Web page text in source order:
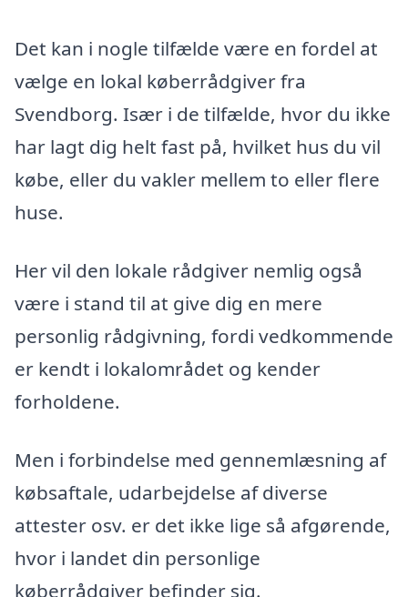
Det kan i nogle tilfælde være en fordel at
vælge en lokal køberrådgiver fra
Svendborg. Især i de tilfælde, hvor du ikke
har lagt dig helt fast på, hvilket hus du vil
købe, eller du vakler mellem to eller flere
huse.
Her vil den lokale rådgiver nemlig også
være i stand til at give dig en mere
personlig rådgivning, fordi vedkommende
er kendt i lokalområdet og kender
forholdene.
Men i forbindelse med gennemlæsning af
købsaftale, udarbejdelse af diverse
attester osv. er det ikke lige så afgørende,
hvor i landet din personlige
køberrådgiver befinder sig.